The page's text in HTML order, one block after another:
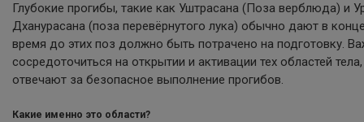
Глубокие прогибы, такие как Уштрасана (Поза верблюда) и
Дханурасана (поза перевёрнутого лука) обычно дают в
время до этих поз должно быть потрачено на подготовку.
сосредоточиться на открытии и активации тех областей
отвечают за безопасное выполнение прогибов.
Какие именно это области?